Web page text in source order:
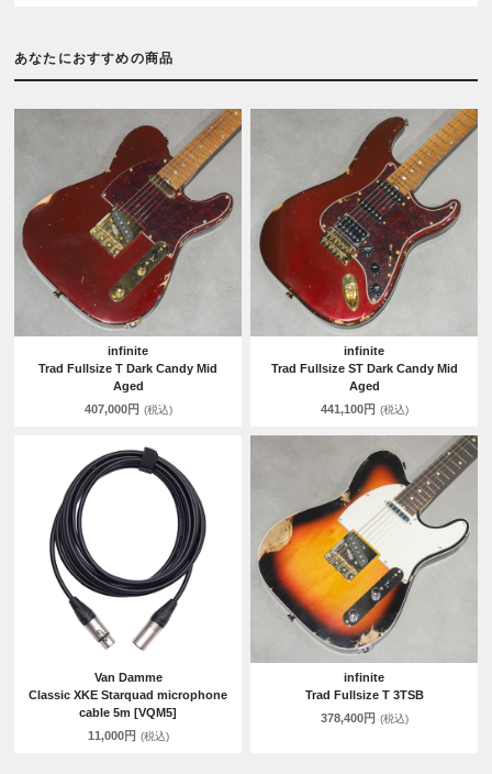
あなたにおすすめの商品
infinite
Trad Fullsize T Dark Candy Mid
Aged
407,000円 (税込)
infinite
Trad Fullsize ST Dark Candy Mid
Aged
441,100円 (税込)
Van Damme
Classic XKE Starquad microphone
cable 5m [VQM5]
11,000円 (税込)
infinite
Trad Fullsize T 3TSB
378,400円 (税込)